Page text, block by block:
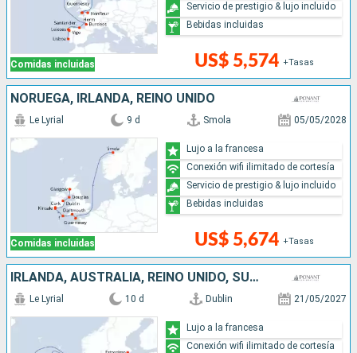
Comidas incluidas US$ 5,574 +Tasas
Servicio de prestigio & lujo incluido
Bebidas incluidas
NORUEGA, IRLANDA, REINO UNIDO
Comidas incluidas
Le Lyrial 9 d Smola 05/05/2028
US$ 5,674 +Tasas
Lujo a la francesa
Conexión wifi ilimitado de cortesía
Servicio de prestigio & lujo incluido
Bebidas incluidas
IRLANDA, AUSTRALIA, REINO UNIDO, SUECIA
Le Lyrial 10 d Dublin 21/05/2027
Lujo a la francesa
Conexión wifi ilimitado de cortesía